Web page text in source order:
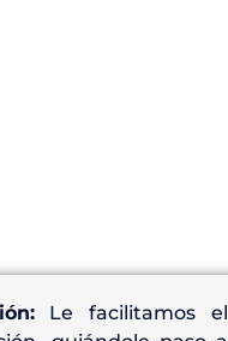
Le facilitamos el